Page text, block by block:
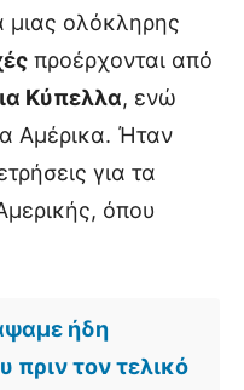
μιας ολόκληρης
προέρχονται από
Κύπελλα, ενώ
Αμέρικα. Ήταν
για τα
όπου
ήδη
πριν τον τελικό